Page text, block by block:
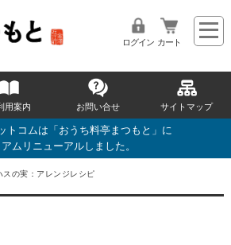
ログイン カート
用案内 お問い合せ サイトマップ
トコムは「おうち料亭まつもと」に
ムリニューアルしました。
スの実：アレンジレシピ